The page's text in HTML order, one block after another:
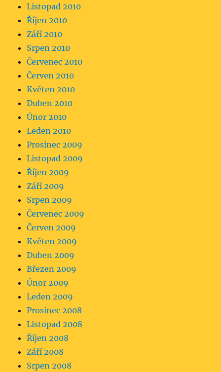
Listopad 2010
Říjen 2010
Září 2010
Srpen 2010
Červenec 2010
Červen 2010
Květen 2010
Duben 2010
Únor 2010
Leden 2010
Prosinec 2009
Listopad 2009
Říjen 2009
Září 2009
Srpen 2009
Červenec 2009
Červen 2009
Květen 2009
Duben 2009
Březen 2009
Únor 2009
Leden 2009
Prosinec 2008
Listopad 2008
Říjen 2008
Září 2008
Srpen 2008